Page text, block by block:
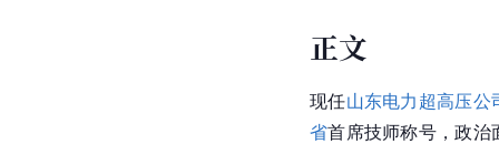
正文
现任山东电力超高压公
省首席技师称号，政治